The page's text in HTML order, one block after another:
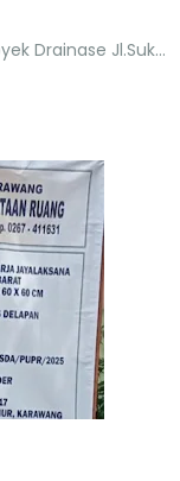
Jl.Sukarja Jayalaksana Kelurahan Nagasari Disinyalir Kangkangi Aturan